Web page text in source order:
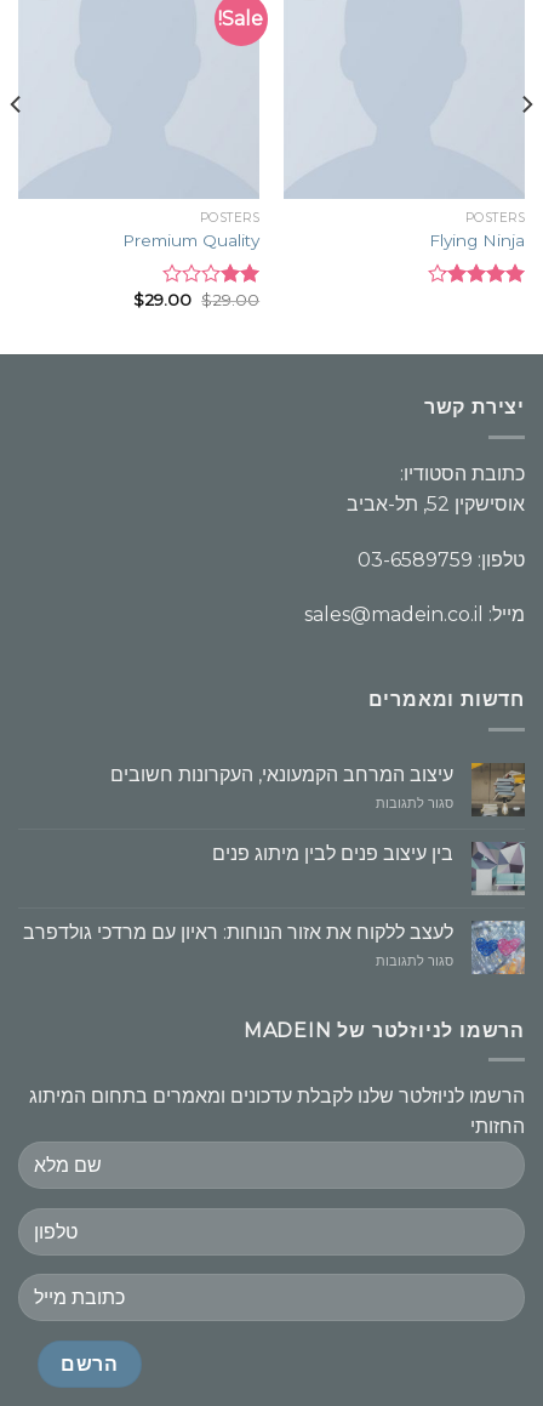
POSTERS
Flying Ninja
Sale!
POSTERS
Premium Quality
Rated
of 5
$29.00
$29.00
יצירת קשר
כתובת הסטודיו:
אוסישקין 52, תל-אביב
טלפון: 03-6589759
מייל: sales@madein.co.il
חדשות ומאמרים
עיצוב המרחב הקמעונאי, העקרונות חשובים
סגור לתגובותעל
הקמעונאי,
בין עיצוב פנים לבין מיתוג פנים
לעצב ללקוח את אזור הנוחות: ראיון עם מרדכי גולדפרב
סגור לתגובותעל
אזור
עם
גולדפרב
הרשמו לניוזלטר של MADEIN
הרשמו לניוזלטר שלנו לקבלת עדכונים ומאמרים בתחום המיתוג
החזותי